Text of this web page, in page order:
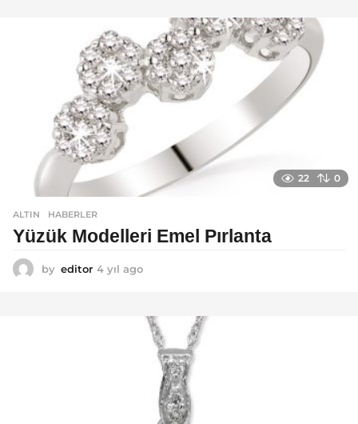
g
o
22 0
ALTIN ,HABERLER
Yüzük Modelleri Emel Pırlanta
by editor 4 yıl ago